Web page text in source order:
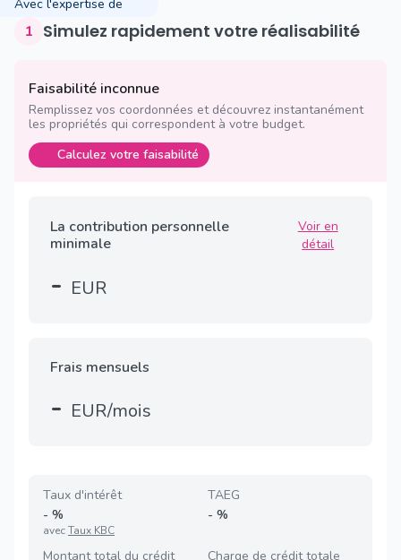
Avec l'expertise de
1 Simulez rapidement votre réalisabilité
Faisabilité inconnue
Remplissez vos coordonnées et découvrez instantanément
les propriétés qui correspondent à votre budget.
Calculez votre faisabilité
La contribution personnelle
minimale
Voir en
détail
- EUR
Frais mensuels
- EUR/mois
Taux d'intérêt
- %
avecTaux KBC
TAEG
- %
Montant total du crédit
Charge de crédit totale